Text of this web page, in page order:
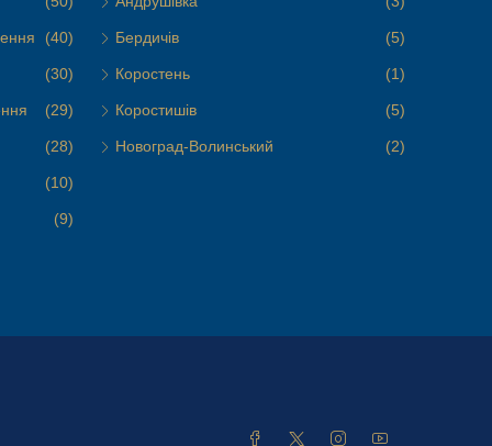
(40)
(30)
(29)
(28)
(10)
(9)
Бердичів (5)
Коростень (1)
Коростишів (5)
Новоград-Волинський (2)